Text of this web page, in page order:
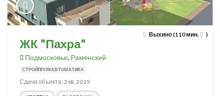
Выхино (110 мин. )
ЖК "Пахра"
Подмосковье, Раменский
СТРОЙПРОМАВТОМАТИКА
Сдача объекта: 3 кв. 2019